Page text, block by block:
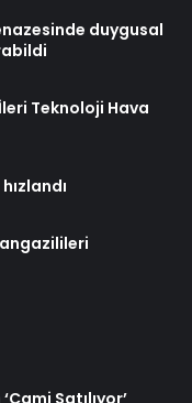
duygusal
Teknoloji Hava